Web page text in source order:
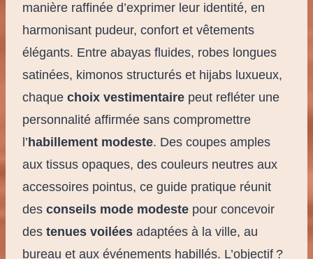
manière raffinée d’exprimer leur identité, en
harmonisant pudeur, confort et vêtements
élégants. Entre abayas fluides, robes longues
satinées, kimonos structurés et hijabs luxueux,
chaque choix vestimentaire peut refléter une
personnalité affirmée sans compromettre
l’ habillement modeste. Des coupes amples
aux tissus opaques, des couleurs neutres aux
accessoires pointus, ce guide pratique réunit
des conseils mode modeste pour concevoir
des tenues voilées adaptées à la ville, au
bureau et aux événements habillés. L’objectif ?